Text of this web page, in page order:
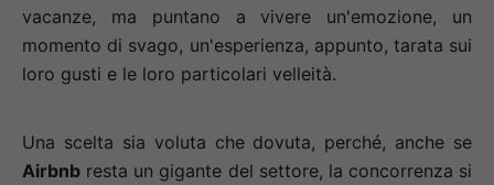
vacanze, ma puntano a vivere un'emozione, un
momento di svago, un'esperienza, appunto, tarata sui
loro gusti e le loro particolari velleità.
Una scelta sia voluta che dovuta, perché, anche se
Airbnb resta un gigante del settore, la concorrenza si